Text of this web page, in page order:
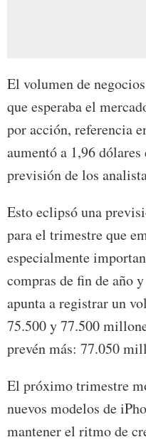
El volumen de
que esperaba el
por acción, referencia
aumentó a 1,96
previsión de los
Esto eclipsó una
para el trimestre que
especialmente
compras de fin de año
apunta a registrar un
75.500 y 77.500
prevén más: 77.050
El próximo trimestre
nuevos modelos de
mantener el ritmo de